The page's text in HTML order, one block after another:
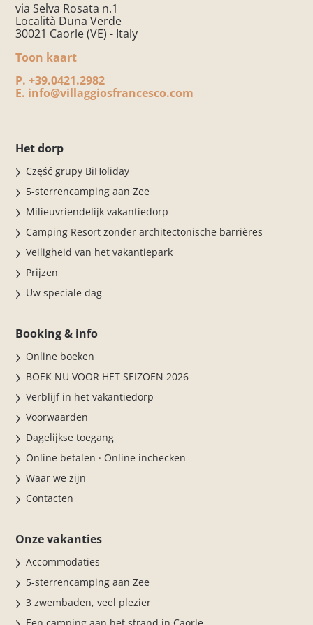
via Selva Rosata n.1
Località Duna Verde
30021 Caorle (VE) - Italy
Toon kaart
P. +39.0421.2982
E. info@villaggiosfrancesco.com
Het dorp
Część grupy BiHoliday
5-sterrencamping aan Zee
Milieuvriendelijk vakantiedorp
Camping Resort zonder architectonische barrières
Veiligheid van het vakantiepark
Prijzen
Uw speciale dag
Booking & info
Online boeken
BOEK NU VOOR HET SEIZOEN 2026
Verblijf in het vakantiedorp
Voorwaarden
Dagelijkse toegang
Online betalen · Online inchecken
Waar we zijn
Contacten
Onze vakanties
Accommodaties
5-sterrencamping aan Zee
3 zwembaden, veel plezier